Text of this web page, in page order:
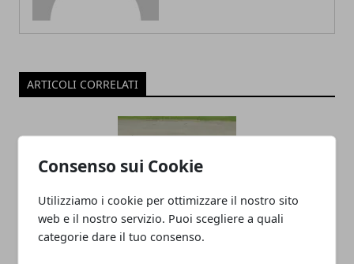
Consenso sui Cookie
Utilizziamo i cookie per ottimizzare il nostro sito
web e il nostro servizio. Puoi scegliere a quali
categorie dare il tuo consenso.
ARTICOLI CORRELATI